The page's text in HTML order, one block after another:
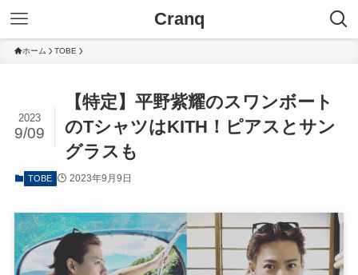
Cranq
ホーム TOBE
【特定】平野紫耀のスワンボート
のTシャツはKITH！ピアスとサン
グラスも
2023
9/09
TOBE 2023年9月9日